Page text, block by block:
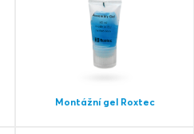
Montážní gel Roxtec